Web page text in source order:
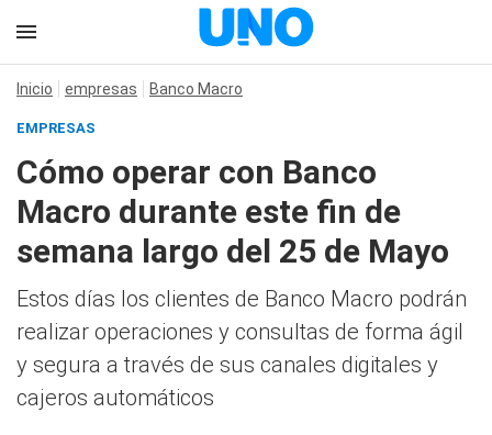
Inicio empresas Banco Macro
EMPRESAS
Cómo operar con Banco
Macro durante este fin de
semana largo del 25 de Mayo
Estos días los clientes de Banco Macro podrán
realizar operaciones y consultas de forma ágil
y segura a través de sus canales digitales y
cajeros automáticos